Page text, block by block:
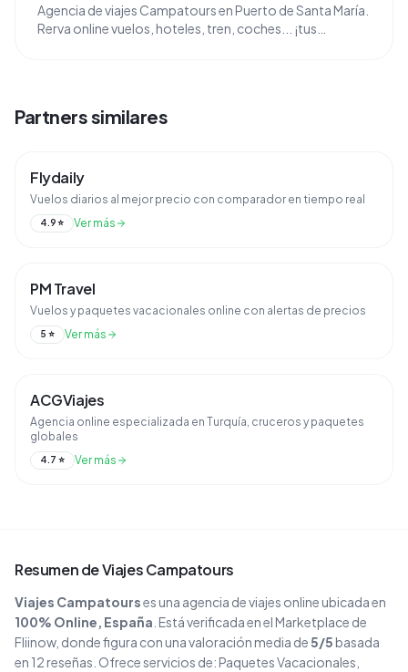
Agencia de viajes Campatours en Puerto de Santa María.
Rerva online vuelos, hoteles, tren, coches... ¡tus
Partners similares
Flydaily
Vuelos diarios al mejor precio con comparador en tiempo real
4.9⭐ Ver más
PM Travel
Vuelos y paquetes vacacionales online con alertas de precios
5 ⭐ Ver más
ACGViajes
Agencia online especializada en Turquía, cruceros y paquetes
globales
4.7 ⭐ Ver más
Resumen deViajes Campatours
Viajes Campatourses una agencia de viajes onlineubicada en
100% Online, España . Está verificada en el Marketplace de
Fliinow, donde figura con una valoración media de5/5basada
en 12reseñas . Ofrece servicios de:Paquetes Vacacionales,